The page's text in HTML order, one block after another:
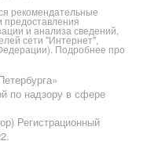
рекомендательные
и анализа сведений,
сети "Интернет",
Подробнее про
по надзору в сфере
Регистрационный